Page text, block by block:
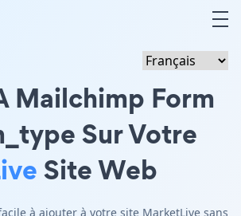
Mailchimp Form
Sur Votre
Site Web
à ajouter à votre site MarketLive sans